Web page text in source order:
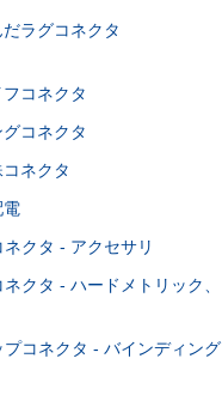
ラグコネクタ
コネクタ
コネクタ
ネクタ
電
クタ - アクセサリ
クタ - ハードメトリック、
コネクタ - バインディング